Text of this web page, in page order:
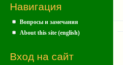
Навигация
Вопросы и замечания
About this site (english)
Вход на сайт